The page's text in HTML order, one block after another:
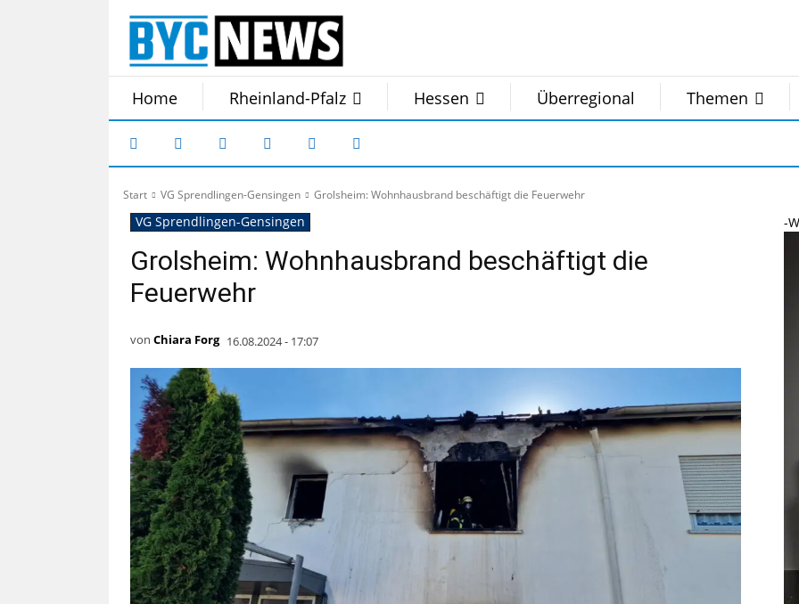
Home Rheinland-Pfalz Hessen Überregional Themen
Start VG Sprendlingen-Gensingen Grolsheim: Wohnhausbrand beschäftigt die Feuerwehr
VG Sprendlingen-Gensingen
Grolsheim: Wohnhausbrand beschäftigt die
Feuerwehr
von Chiara Forg 16.08.2024 - 17:07
-